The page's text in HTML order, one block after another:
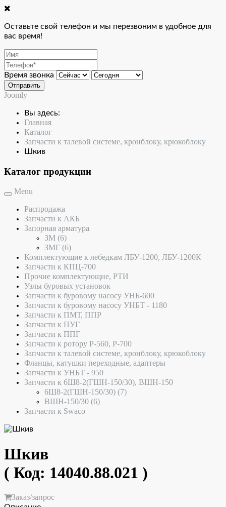
Оставьте свой телефон и мы перезвоним в удобное для
вас время!
Время звонка
Отправить
Joomly
Вы здесь:
Главная
Каталог
Запчасти к талевой системе, кронблоку, крюкоблоку
Шкив
Каталог продукции
Menu
Распродажа
Запчасти к АКБ
Запорная арматура
ЗМ (6)
ЗМГ (6)
Комплектующие к лебедкам ЛБУ-1200, ЛБУ-1200К
Запчасти к КПЦ-700
Прочие комплектующие, РТИ
Узлы буровых установок
Запчасти к буровому насосу УНБ-600
Запчасти к буровому насосу УНБТ - 1180
Запчасти к ПМТ, ППР
Запчасти к ПУГ
Запчасти к ППГ
Запчасти к ротору Р-560, Р-700
Запчасти к талевой системе, кронблоку, крюкоблоку
Фланцы, катушки переходные, адаптеры
Запчасти к УНБТ - 950
Запчасти к 6Ш8-2(ГШН-150/30), ВШН-150
6Ш8-2(ГШН-150/30) (7)
ВШН-150/30 (6)
Запчасти к Swaco
Шкив
( Код: 14040.88.021 )
Заказ/запрос